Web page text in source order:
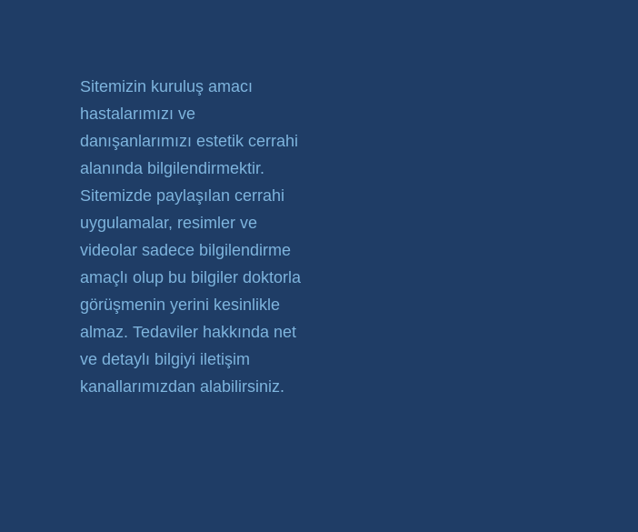
Sitemizin kuruluş amacı
hastalarımızı ve
danışanlarımızı estetik cerrahi
alanında bilgilendirmektir.
Sitemizde paylaşılan cerrahi
uygulamalar, resimler ve
videolar sadece bilgilendirme
amaçlı olup bu bilgiler doktorla
görüşmenin yerini kesinlikle
almaz. Tedaviler hakkında net
ve detaylı bilgiyi iletişim
kanallarımızdan alabilirsiniz.